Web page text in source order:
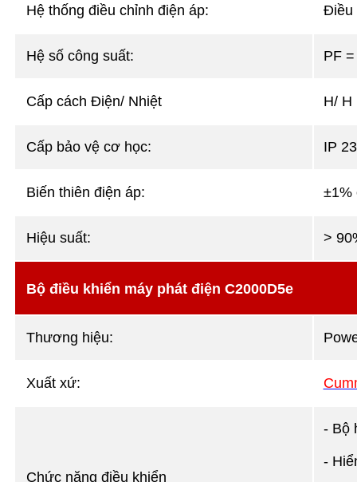
Hệ thống điều chỉnh điện áp: Điều
Hệ số công suất: PF
Cấp cách Điện/ Nhiệt H/ H
Cấp bảo vệ cơ học: IP 23
Biến thiên điện áp: ±1%
Hiệu suất: >
Bộ điều khiển máy phát điện C2000D5e
Thương hiệu:
Xuất xứ:
Chức năng điều khiển
- Bộ
-